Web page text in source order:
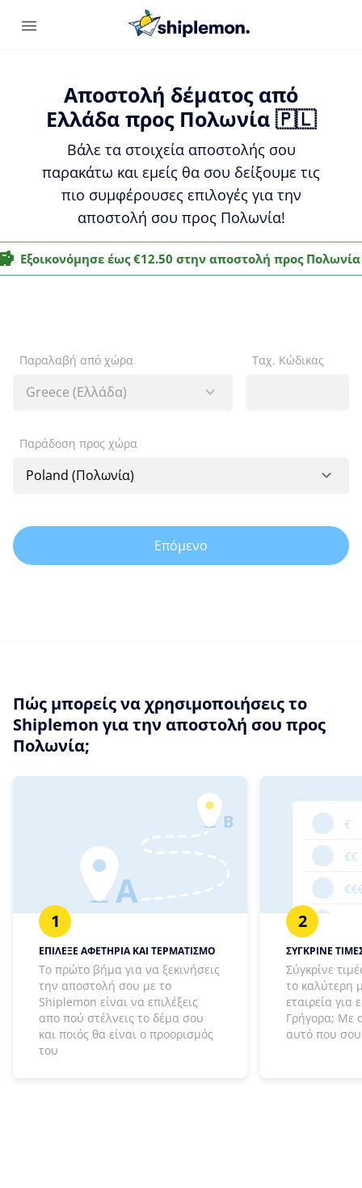
Αποστολή δέματος από
Ελλάδα προς Πολωνία 🇵🇱
Βάλε τα στοιχεία αποστολής σου
παρακάτω και εμείς θα σου δείξουμε τις
πιο συμφέρουσες επιλογές για την
αποστολή σου προς Πολωνία!
Εξοικονόμησε έως €12.50 στην αποστολή προς Πολωνία
Παραλαβή από χώρα Ταχ. Κώδικας
Παράδοση προς χώρα
Επόμενο
Πώς μπορείς να χρησιμοποιήσεις το
Shiplemon για την αποστολή σου προς
Πολωνία;
1
ΕΠΙΛΕΞΕ ΑΦΕΤΗΡΙΑ ΚΑΙ ΤΕΡΜΑΤΙΣΜΟ
Το πρώτο βήμα για να ξεκινήσεις
την αποστολή σου με το
Shiplemon είναι να επιλέξεις
απο πού στέλνεις το δέμα σου
και ποιός θα είναι ο προορισμός
του
2
ΣΥΓΚΡΙΝΕ
Σύγκρίνε
το καλύτερη
εταιρεία
Γρήγορα; Με
αυτό που σου